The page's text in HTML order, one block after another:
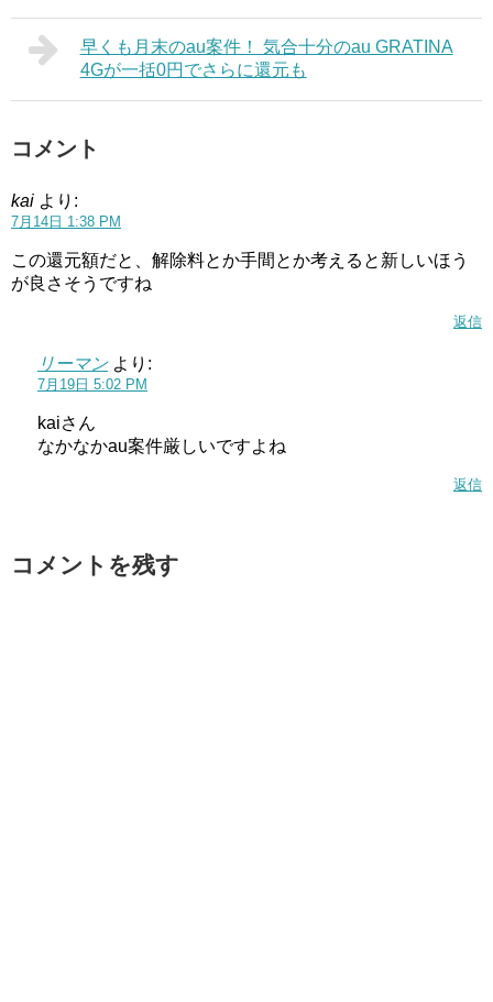
早くも月末のau案件！ 気合十分のau GRATINA
4Gが一括0円でさらに還元も
コメント
kai より:
7月14日 1:38 PM
この還元額だと、解除料とか手間とか考えると新しいほう
が良さそうですね
返信
リーマン より:
7月19日 5:02 PM
kaiさん
なかなかau案件厳しいですよね
返信
コメントを残す